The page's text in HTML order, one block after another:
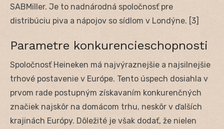
SABMiller. Je to nadnárodná spoločnosť pre
distribúciu piva a nápojov so sídlom v Londýne. [3]
Parametre konkurencieschopnosti
Spoločnosť Heineken má najvýraznejšie a najsilnejšie
trhové postavenie v Európe. Tento úspech dosiahla v
prvom rade postupným získavaním konkurenčných
značiek najskôr na domácom trhu, neskôr v ďalších
krajinách Európy. Dôležité je však dodať, že nielen